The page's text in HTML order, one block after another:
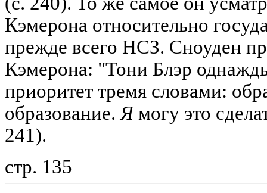
Кэмерона относительно
прежде всего НСЗ. Сноуден
Кэмерона: "Тони Блэр
приоритет тремя словами:
образование.Ямогу это
241).
стр. 135